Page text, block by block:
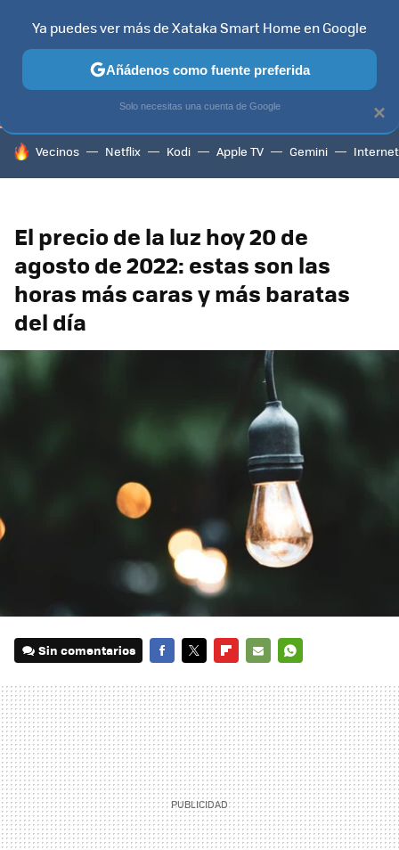
TELEVISORES CONTENIDOS SMART TV SELECCIÓN
HOY SE HABLA DE
Vecinos Netflix Kodi Apple TV Gemini Internet
El precio de la luz hoy 20 de
agosto de 2022: estas son las
horas más caras y más baratas
del día
Sin comentarios
MAIL
×
Ya puedes ver más de Xataka Smart Home en Google
Añádenos como fuente preferida
Solo necesitas una cuenta de Google